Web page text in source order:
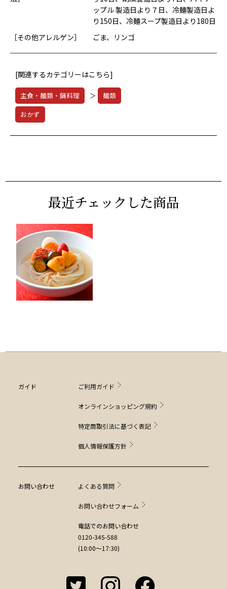
ップル 製造日より７日、冷麺製造日よ
り150日、冷麺スープ製造日より180日
［その他アレルゲン］
ごま、リンゴ
[関連するカテゴリーはこちら]
主食・麺類・鍋料理 ＞
麺類
おかず
最近チェックした商品
ガイド ご利用ガイド
オンラインショッピング規約
特定商取引法に基づく表記
個人情報保護方針
お問い合わせ よくある質問
お問い合わせフォーム
電話でのお問い合わせ
0120-345-588
(10:00～17:30)